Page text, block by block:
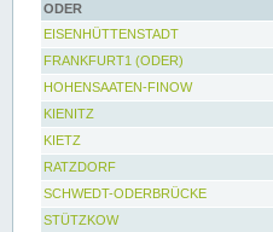
ODER
EISENHÜTTENSTADT
FRANKFURT1 (ODER)
HOHENSAATEN-FINOW
KIENITZ
KIETZ
RATZDORF
SCHWEDT-ODERBRÜCKE
STÜTZKOW